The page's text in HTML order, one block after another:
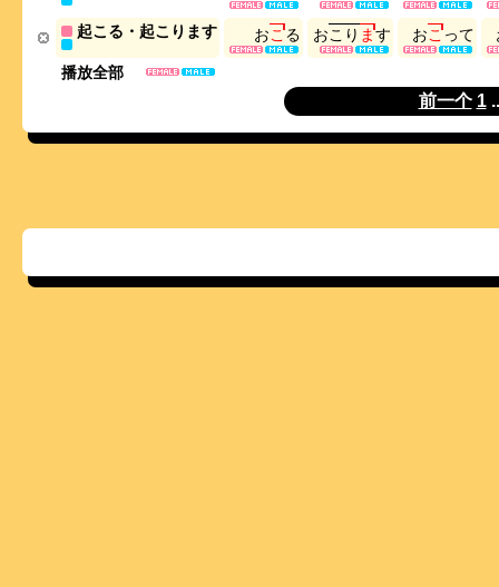
播放全部
起こる・起こります おこる おこ り ます おこって
前一个 1